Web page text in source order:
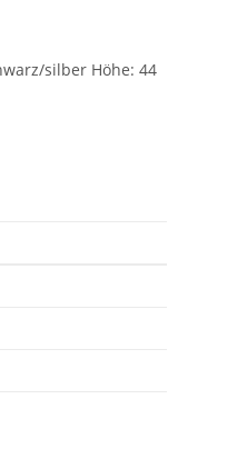
silber Höhe: 44